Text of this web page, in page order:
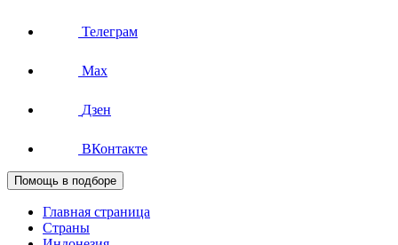
Телеграм
Max
Дзен
ВКонтакте
Помощь в подборе
Главная страница
Страны